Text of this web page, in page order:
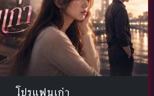
โปรแฟนเก่า